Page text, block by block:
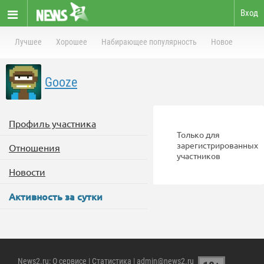
Вход
Лучшее Хорошее Набирающее популярность Новое
Gooze
Профиль участника
Отношения
Новости
Активность за сутки
Только для
зарегистрированных
участников
News2.ru: О сервисе | Статистика | admin@news2.ru